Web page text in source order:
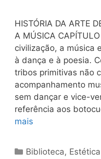
HISTÓRIA DA ARTE
A MÚSICA
civilização, a música
à dança e à poesia.
tribos primitivas não
acompanhamento
sem dançar e vice-
referência aos
mais
Categorias
Biblioteca,